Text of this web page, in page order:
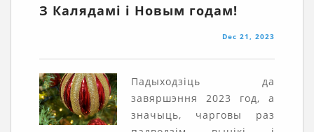
З Калядамі і Новым годам!
Dec 21, 2023
Падыходзіць да
завяршэння 2023 год, а
значыць, чарговы раз